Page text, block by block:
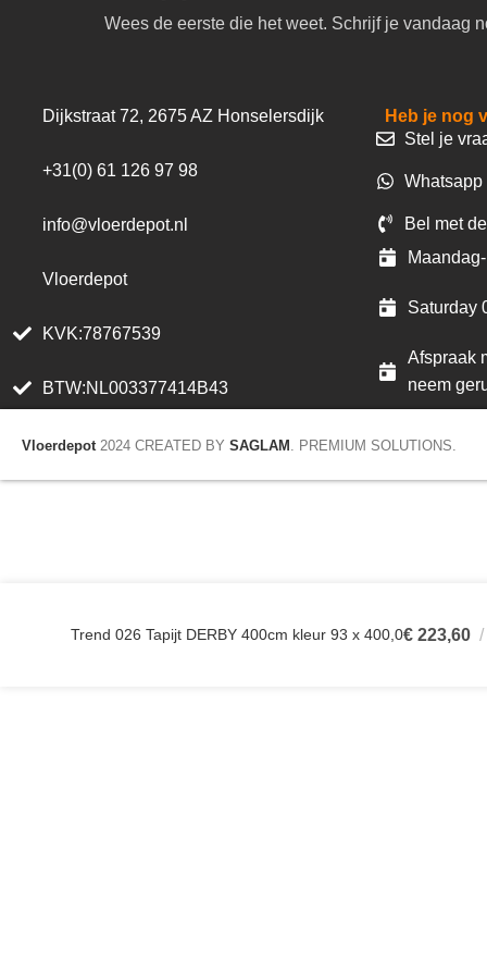
Wees de eerste die het weet. Schrijf je vandaag
Dijkstraat 72, 2675 AZ Honselersdijk
+31(0) 61 126 97 98
info@vloerdepot.nl
Vloerdepot
KVK:78767539
BTW:NL003377414B43
Heb je nog
Stel je
Bel met
Saturday
Afspraak
neem
Vloerdepot 2024 CREATED BY SAGLAM . PREMIUM SOLUTIONS.
Trend 026 Tapijt DERBY 400cm kleur 93 x 400,0€ 223,60